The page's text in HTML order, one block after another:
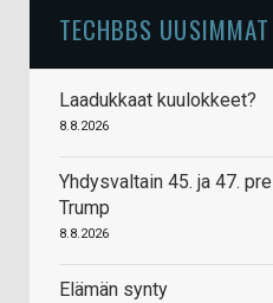
TECHBBS
Laadukkaat kuulokkeet?
8.8.2026
Yhdysvaltain 45. ja 47.
Trump
8.8.2026
Elämän synty